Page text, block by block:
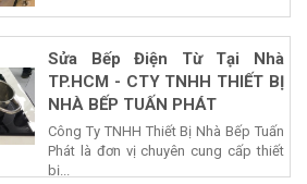
Sửa Bếp Điện Từ Tại Nhà
TP.HCM - CTY TNHH THIẾT BỊ
NHÀ BẾP TUẤN PHÁT
Công Ty TNHH Thiết Bị Nhà Bếp Tuấn
Phát là đơn vị chuyên cung cấp thiết
bị...